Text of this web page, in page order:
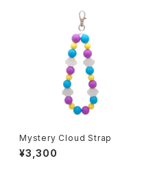
Mystery Cloud Strap
¥3,300